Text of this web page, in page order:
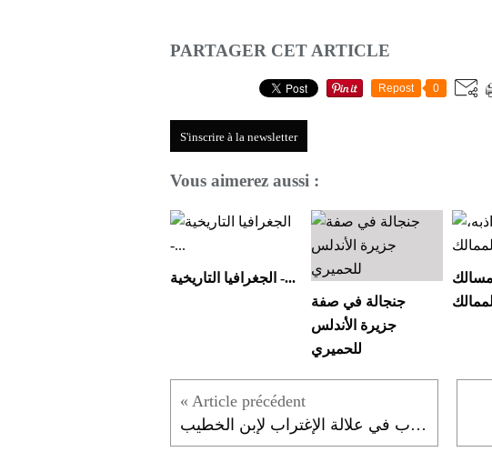
PARTAGER CET ARTICLE
Repost 0
S'inscrire à la newsletter
Vous aimerez aussi :
الجغرافيا التاريخية -...
جنجالة في صفة
جزيرة الأندلس
للحميري
وصف جبل هنتاتة مقطع من كتاب نفاضة الجراب في علالة الإغتراب لإبن الخطيب